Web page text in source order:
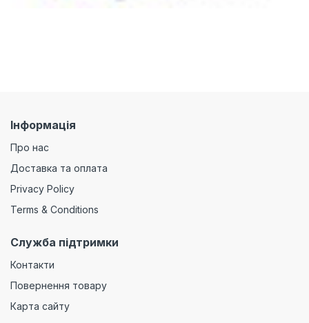
Інформація
Про нас
Доставка та оплата
Privacy Policy
Terms & Conditions
Служба підтримки
Контакти
Повернення товару
Карта сайту